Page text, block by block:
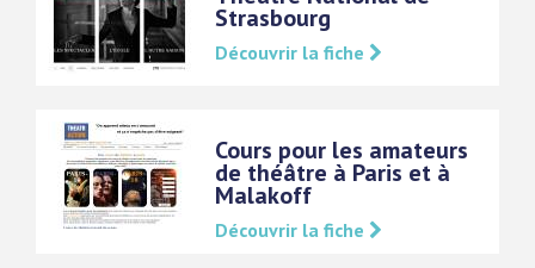
Strasbourg
Découvrir la fiche
Cours pour les amateurs
de théâtre à Paris et à
Malakoff
Découvrir la fiche